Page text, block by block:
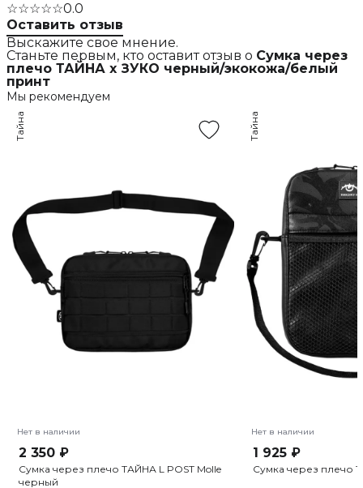
☆☆☆☆☆0.0
Оставить отзыв
Выскажите свое мнение.
Станьте первым, кто оставит отзыв о Сумка через
плечо ТАЙНА x ЗУКО черный/экокожа/белый
принт
Мы рекомендуем
Нет в наличии
Тайна
2 350 ₽
Сумка через плечо ТАЙНА L POST Molle
черный
Нет в наличии
Тайна
1 925 ₽
Сумка через плечо